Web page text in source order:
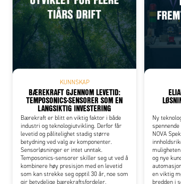
KUNNSKAP
BÆREKRAFT GJENNOM LEVETID:
TEMPOSONICS-SENSORER SOM EN
LANGSIKTIG INVESTERING
Bærekraft er blitt en viktig faktor i både
industri og teknologiutvikling. Derfor får
levetid og pålitelighet stadig større
betydning ved valg av komponenter.
Sensorløsninger er intet unntak.
Temposonics-sensorer skiller seg ut ved å
kombinere høy presisjon med en levetid
som kan strekke seg opptil 30 år, noe som
gir betydelige bærekraftsfordeler.
Ny
NOVA
og nye
en viktig
bredden i